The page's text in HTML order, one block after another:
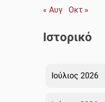
« Αυγ
Οκτ »
Ιστορικό
Ιούλιος 2026